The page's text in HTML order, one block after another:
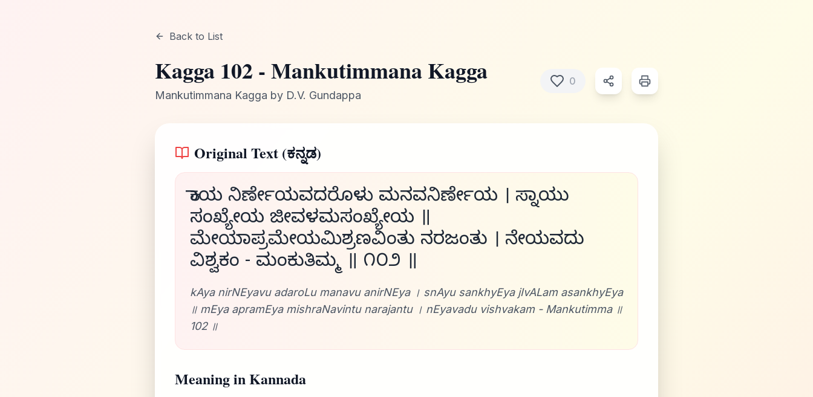
Back to List
Kagga 102 -Mankutimmana Kagga
Mankutimmana Kagga by D.V. Gundappa
0
Original Text (ಕನ್ನಡ)
ಕಾಯ ನಿರ್ಣೇಯವದರೊಳು ಮನವನಿರ್ಣೇಯ । ಸ್ನಾಯು
ಸಂಖ್ಯೇಯ ಜೀವಳಮಸಂಖ್ಯೇಯ ॥
ಮೇಯಾಪ್ರಮೇಯಮಿಶ್ರಣವಿಂತು ನರಜಂತು । ನೇಯವದು
ವಿಶ್ವಕಂ - ಮಂಕುತಿಮ್ಮ ॥ ೧೦೨ ॥
kAya nirNEyavu adaroLu manavu anirNEya । snAyu sankhyEya jIvALam asankhyEya
॥ mEya apramEya mishraNavintu narajantu । nEyavadu vishvakam - Mankutimma ॥
102 ॥
Meaning in Kannada